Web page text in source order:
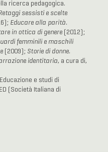
ricerca pedagogica.
sessisti e scelte
Educare alla parità.
in ottica di genere
(2012);
femminili e maschili
(2009); Storie di donne.
identitaria, a cura di,
e studi di
(Società Italiana di